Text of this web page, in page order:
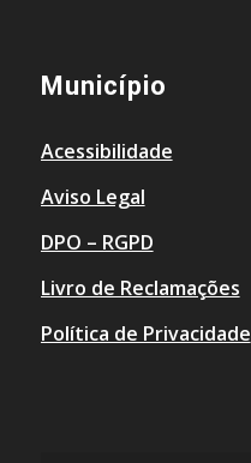
Município
Acessibilidade
Aviso Legal
DPO – RGPD
Livro de Reclamações
Política de Privacidade